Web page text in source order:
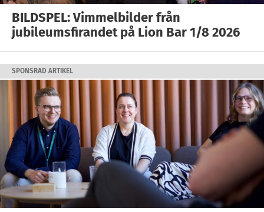
BILDSPEL: Vimmelbilder från
jubileumsfirandet på Lion Bar 1/8 2026
SPONSRAD ARTIKEL